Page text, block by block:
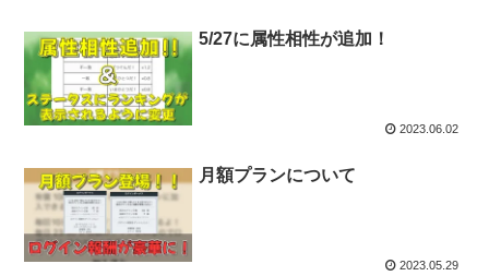
5/27に属性相性が追加！
2023.06.02
月額プランについて
2023.05.29